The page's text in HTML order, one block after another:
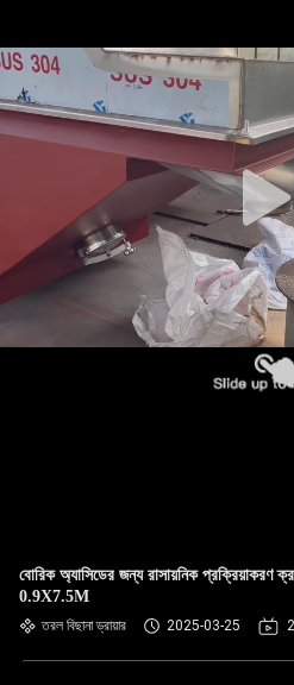
বোরিক অ্যাসিডের জন্য রাসায়নিক প্রক্রিয়াকরণ
0.9X7.5M
তরল বিছানা ড্রায়ার 2025-03-25